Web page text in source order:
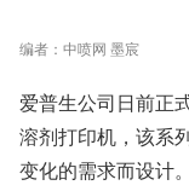
编者： 中喷网 墨宸
爱普生公司日前正
溶剂打印机，该系
变化的需求而设计